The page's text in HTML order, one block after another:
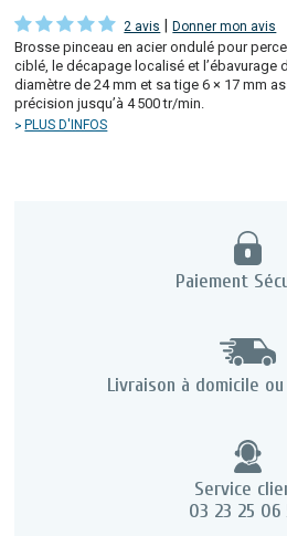
2 avis |Donner mon avis
Brosse pinceau en acier ondulé pour
ciblé, le décapage localisé et l’ébavurage
diamètre de 24 mm et sa tige 6 × 17 mm
précision jusqu’à 4 500 tr/min.
PLUS D'INFOS
Paiement
Livraison à domicile
Service
03 23 25 06